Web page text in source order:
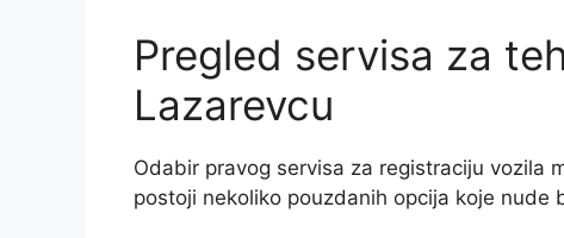
Pregled servisa za
Lazarevcu
Odabir pravog servisa za registraciju vozila
postoji nekoliko pouzdanih opcija koje nude